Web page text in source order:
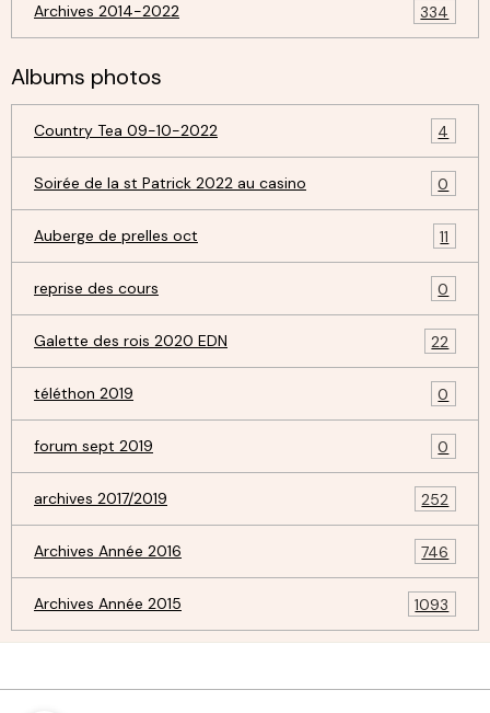
Archives 2014-2022 334
Albums photos
Country Tea 09-10-2022 4
Soirée de la st Patrick 2022 au casino 0
Auberge de prelles oct 11
reprise des cours 0
Galette des rois 2020 EDN 22
téléthon 2019 0
forum sept 2019 0
archives 2017/2019 252
Archives Année 2016 746
Archives Année 2015 1093